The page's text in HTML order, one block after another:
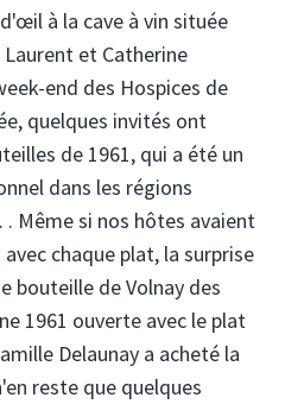
à la cave à vin située
et Catherine
end des Hospices de
quelques invités ont
de 1961, qui a été un
dans les régions
Même si nos hôtes avaient
chaque plat, la surprise
bouteille de Volnay des
1961 ouverte avec le plat
Delaunay a acheté la
reste que quelques